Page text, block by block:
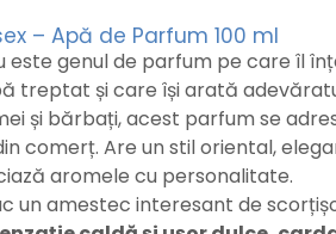
– Apă de Parfum 100 ml
este genul de parfum pe care îl
treptat și care își arată
și bărbați, acest parfum se
comerț. Are un stil oriental,
aromele cu personalitate.
un amestec interesant de